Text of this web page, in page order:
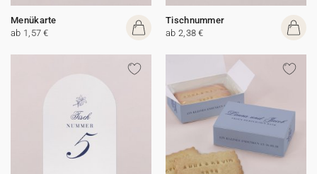
Menükarte
ab 1,57 €
Tischnummer
ab 2,38 €